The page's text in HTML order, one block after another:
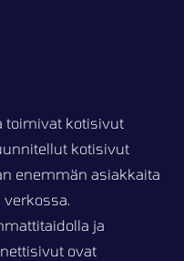
toimivat kotisivut
kotisivut
enemmän asiakkaita
ja
ovat